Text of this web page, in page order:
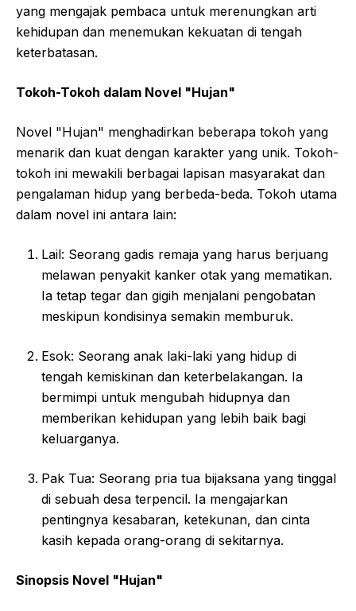
yang mengajak pembaca untuk merenungkan arti
kehidupan dan menemukan kekuatan di tengah
keterbatasan.
Tokoh-Tokoh dalam Novel "Hujan"
Novel "Hujan" menghadirkan beberapa tokoh yang
menarik dan kuat dengan karakter yang unik. Tokoh-
tokoh ini mewakili berbagai lapisan masyarakat dan
pengalaman hidup yang berbeda-beda. Tokoh utama
dalam novel ini antara lain:
Lail: Seorang gadis remaja yang harus berjuang
melawan penyakit kanker otak yang mematikan.
Ia tetap tegar dan gigih menjalani pengobatan
meskipun kondisinya semakin memburuk.
Esok: Seorang anak laki-laki yang hidup di
tengah kemiskinan dan keterbelakangan. Ia
bermimpi untuk mengubah hidupnya dan
memberikan kehidupan yang lebih baik bagi
keluarganya.
Pak Tua: Seorang pria tua bijaksana yang tinggal
di sebuah desa terpencil. Ia mengajarkan
pentingnya kesabaran, ketekunan, dan cinta
kasih kepada orang-orang di sekitarnya.
Sinopsis Novel "Hujan"